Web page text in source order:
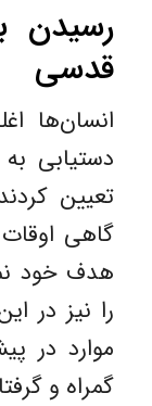
رسیدن
قدسی
انسان‌ها
دستیابی
تعیین
گاهی
هدف خود
را نیز در
موارد در
گمراه و